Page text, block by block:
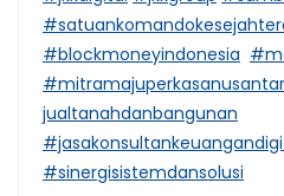
#blockmoneyindonesia
jualtanahdanbangunan
#sinergisistemdansolusi